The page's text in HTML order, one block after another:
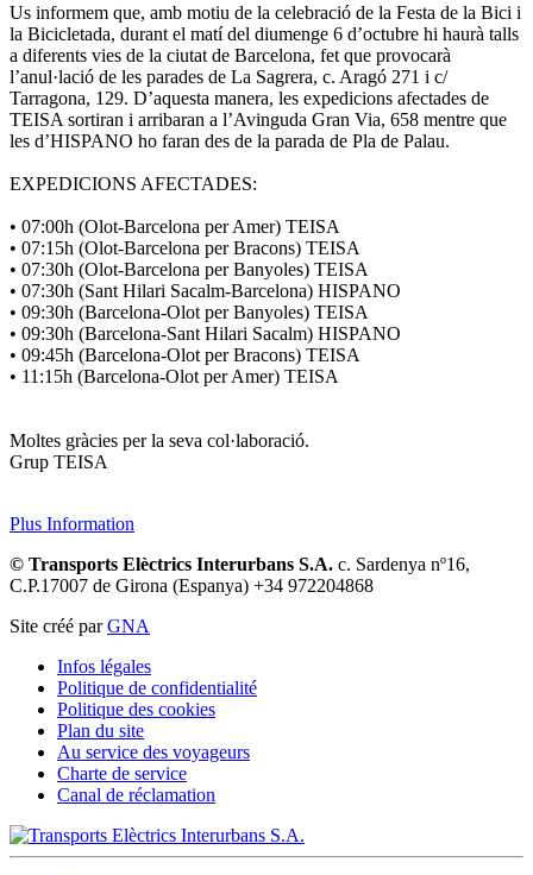
Us informem que, amb motiu de la celebració de la Festa de la Bici i
la Bicicletada, durant el matí del diumenge 6 d’octubre hi haurà talls
a diferents vies de la ciutat de Barcelona, fet que provocarà
l’anul·lació de les parades de La Sagrera, c. Aragó 271 i c/
Tarragona, 129. D’aquesta manera, les expedicions afectades de
TEISA sortiran i arribaran a l’Avinguda Gran Via, 658 mentre que
les d’HISPANO ho faran des de la parada de Pla de Palau.
EXPEDICIONS AFECTADES:
• 07:00h (Olot-Barcelona per Amer) TEISA
• 07:15h (Olot-Barcelona per Bracons) TEISA
• 07:30h (Olot-Barcelona per Banyoles) TEISA
• 07:30h (Sant Hilari Sacalm-Barcelona) HISPANO
• 09:30h (Barcelona-Olot per Banyoles) TEISA
• 09:30h (Barcelona-Sant Hilari Sacalm) HISPANO
• 09:45h (Barcelona-Olot per Bracons) TEISA
• 11:15h (Barcelona-Olot per Amer) TEISA
Moltes gràcies per la seva col·laboració.
Grup TEISA
Plus Information
© Transports Elèctrics Interurbans S.A. c. Sardenya nº16,
C.P.17007 de Girona (Espanya) +34 972204868
Site créé parGNA
Infos légales
Politique de confidentialité
Politique des cookies
Plan du site
Au service des voyageurs
Charte de service
Canal de réclamation